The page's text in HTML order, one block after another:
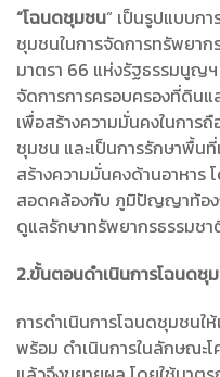
“โฉนดชุมชน” เป็นรูปแบบกา
ชุมชนในการจัดการทรัพยา
มาตรา 66 แห่งรัฐธรรมนูญ
จัดการการครอบครองที่ดินแ
เพื่อสร้างความมั่นคงในการ
ชุมชน และเป็นการรักษาพื้น
สร้างความมั่นคงด้านอาหาร
สอดคล้องกับ ภูมิปัญญาท้อง
ดูแลรักษาทรัพยากรธรรมช
2.ขั้นตอนดำเนินการโฉนดชุ
การดำเนินการโฉนดชุมชน
พร้อม ดำเนินการในลักษณะโ